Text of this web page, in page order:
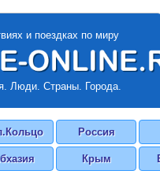
и поездках по миру
Люди. Страны. Города.
Россия
Крым